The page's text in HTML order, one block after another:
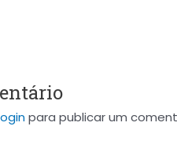
para publicar um